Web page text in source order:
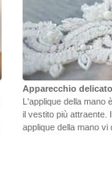
Apparecchio delicato
L'applique della mano
il vestito più attraente.
applique della mano